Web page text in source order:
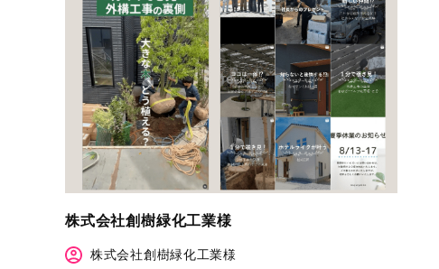
株式会社創樹緑化工業様
株式会社創樹緑化工業様